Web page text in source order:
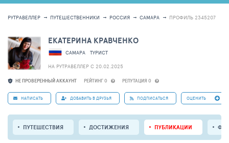
РУТРАВЕЛЛЕР ПУТЕШЕСТВЕННИКИ РОССИЯ САМАРА ПРОФИЛЬ 2345207
НЕ ПРОВЕРЕННЫЙ АККАУНТ РЕЙТИНГ 0 РЕПУТАЦИЯ 0
ЕКАТЕРИНА КРАВЧЕНКО
САМАРА
ТУРИСТ
НА РУТРАВЕЛЛЕР C 20.02.2025
НАПИСАТЬ ДОБАВИТЬ В ДРУЗЬЯ ПОДПИСАТЬСЯ ОЦЕНИТЬ
ПУТЕШЕСТВИЯ ДОСТИЖЕНИЯ ПУБЛИКАЦИИ